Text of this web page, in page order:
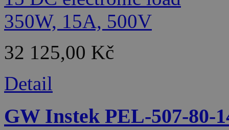
32 125,00 Kč
Detail
GW Instek PEL-507-80-